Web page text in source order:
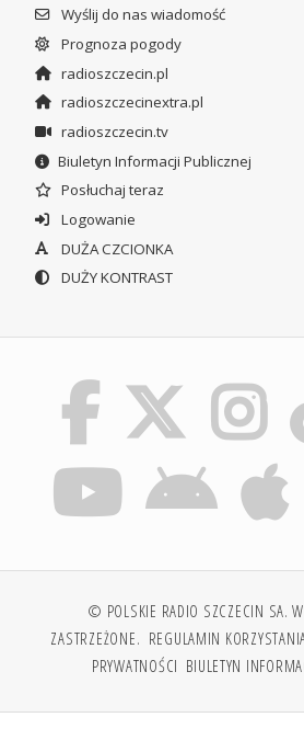
Wyślij do nas wiadomość
Prognoza pogody
radioszczecin.pl
radioszczecinextra.pl
radioszczecin.tv
Biuletyn Informacji Publicznej
Posłuchaj teraz
Logowanie
DUŻA CZCIONKA
DUŻY KONTRAST
© POLSKIE RADIO SZCZECIN SA.
ZASTRZEŻONE. REGULAMIN
PRYWATNOŚCI BIULETYN